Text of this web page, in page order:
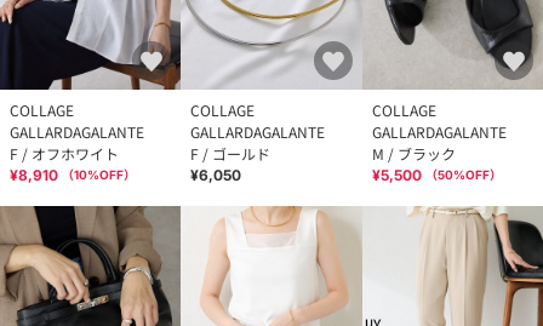
COLLAGE
GALLARDAGALANTE
F / オフホワイト
¥8,910 （10%OFF）
COLLAGE
GALLARDAGALANTE
F / ゴールド
¥6,050
COLLAGE
GALLARDAGALANTE
M / ブラック
¥5,500 （50%OFF）